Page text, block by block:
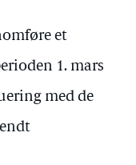
et
1. mars
med de